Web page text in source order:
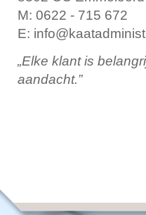
M: 0622 - 715 672
E:
„Elke klant is
aandacht.”